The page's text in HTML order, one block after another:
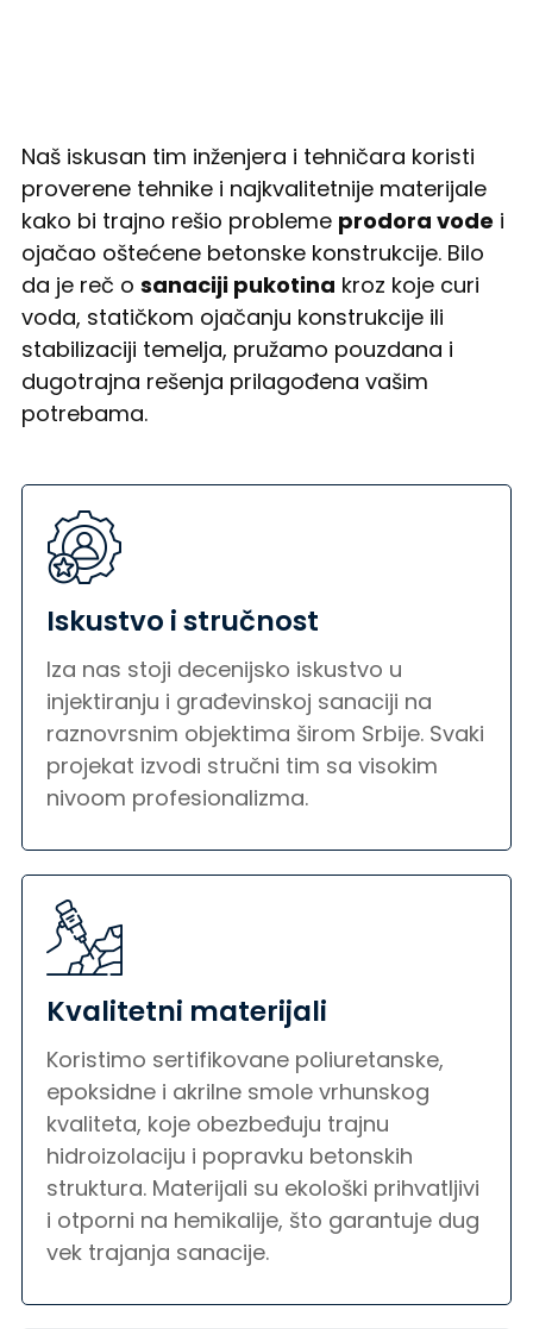
Naš iskusan tim inženjera i tehničara koristi
proverene tehnike i najkvalitetnije materijale
kako bi trajno rešio probleme prodora vode i
ojačao oštećene betonske konstrukcije. Bilo
da je reč o sanaciji pukotina kroz koje curi
voda, statičkom ojačanju konstrukcije ili
stabilizaciji temelja, pružamo pouzdana i
dugotrajna rešenja prilagođena vašim
potrebama.
Iskustvo i stručnost
Iza nas stoji decenijsko iskustvo u
injektiranju i građevinskoj sanaciji na
raznovrsnim objektima širom Srbije. Svaki
projekat izvodi stručni tim sa visokim
nivoom profesionalizma.
Kvalitetni materijali
Koristimo sertifikovane poliuretanske,
epoksidne i akrilne smole vrhunskog
kvaliteta, koje obezbeđuju trajnu
hidroizolaciju i popravku betonskih
struktura. Materijali su ekološki prihvatljivi
i otporni na hemikalije, što garantuje dug
vek trajanja sanacije.